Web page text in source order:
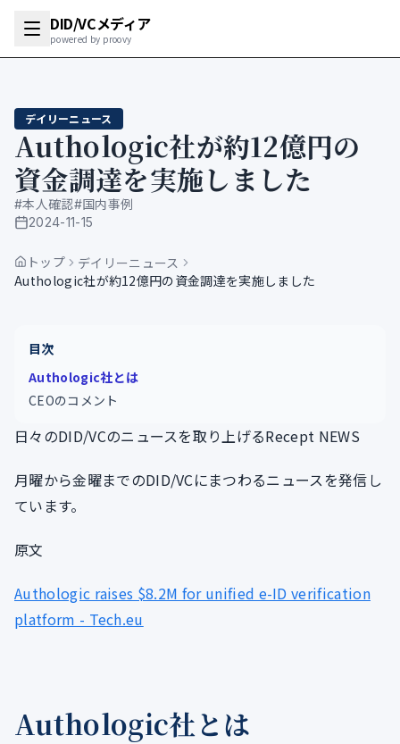
DID/VCメディア
powered by proovy
デイリーニュース
Authologic社が約12億円の
資金調達を実施しました
#本人確認#国内事例
公開日
2024-11-15
トップ
デイリーニュース
Authologic社が約12億円の資金調達を実施しました
目次
Authologic社とは
CEOのコメント
日々のDID/VCのニュースを取り上げるRecept NEWS
月曜から金曜までのDID/VCにまつわるニュースを発信し
ています。
原文
Authologic raises $8.2M for unified e-ID verification
platform - Tech.eu
Authologic社とは